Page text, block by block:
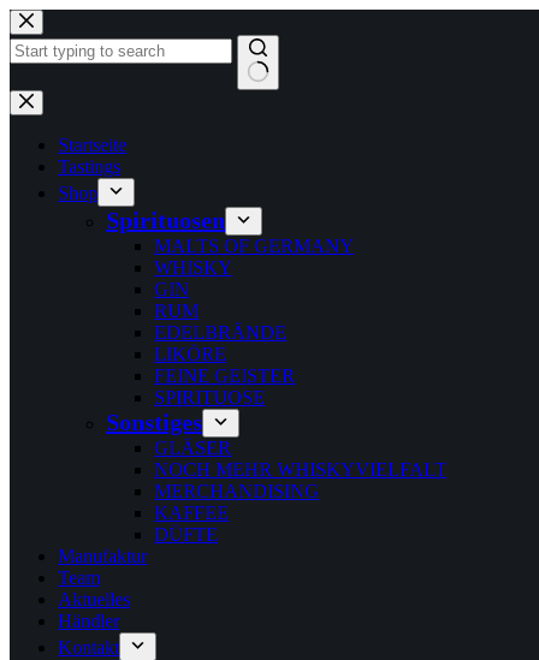
Zum
Inhalt
springen
Keine
Ergebnisse
Startseite
Tastings
Shop
Spirituosen
MALTS OF GERMANY
WHISKY
GIN
RUM
EDELBRÄNDE
LIKÖRE
FEINE GEISTER
SPIRITUOSE
Sonstiges
GLÄSER
NOCH MEHR WHISKYVIELFALT
MERCHANDISING
KAFFEE
DÜFTE
Manufaktur
Team
Aktuelles
Händler
Kontakt